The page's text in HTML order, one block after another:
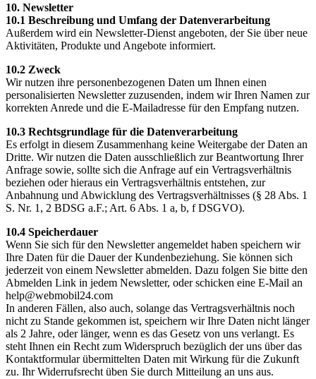
10. Newsletter
10.1 Beschreibung und Umfang der Datenverarbeitung
Außerdem wird ein Newsletter-Dienst angeboten, der Sie über neue
Aktivitäten, Produkte und Angebote informiert.
10.2 Zweck
Wir nutzen ihre personenbezogenen Daten um Ihnen einen
personalisierten Newsletter zuzusenden, indem wir Ihren Namen zur
korrekten Anrede und die E-Mailadresse für den Empfang nutzen.
10.3 Rechtsgrundlage für die Datenverarbeitung
Es erfolgt in diesem Zusammenhang keine Weitergabe der Daten an
Dritte. Wir nutzen die Daten ausschließlich zur Beantwortung Ihrer
Anfrage sowie, sollte sich die Anfrage auf ein Vertragsverhältnis
beziehen oder hieraus ein Vertragsverhältnis entstehen, zur
Anbahnung und Abwicklung des Vertragsverhältnisses (§ 28 Abs. 1
S. Nr. 1, 2 BDSG a.F.; Art. 6 Abs. 1 a, b, f DSGVO).
10.4 Speicherdauer
Wenn Sie sich für den Newsletter angemeldet haben speichern wir
Ihre Daten für die Dauer der Kundenbeziehung. Sie können sich
jederzeit von einem Newsletter abmelden. Dazu folgen Sie bitte den
Abmelden Link in jedem Newsletter, oder schicken eine E-Mail an
help@webmobil24.com
In anderen Fällen, also auch, solange das Vertragsverhältnis noch
nicht zu Stande gekommen ist, speichern wir Ihre Daten nicht länger
als 2 Jahre, oder länger, wenn es das Gesetz von uns verlangt. Es
steht Ihnen ein Recht zum Widerspruch bezüglich der uns über das
Kontaktformular übermittelten Daten mit Wirkung für die Zukunft
zu. Ihr Widerrufsrecht üben Sie durch Mitteilung an uns aus.